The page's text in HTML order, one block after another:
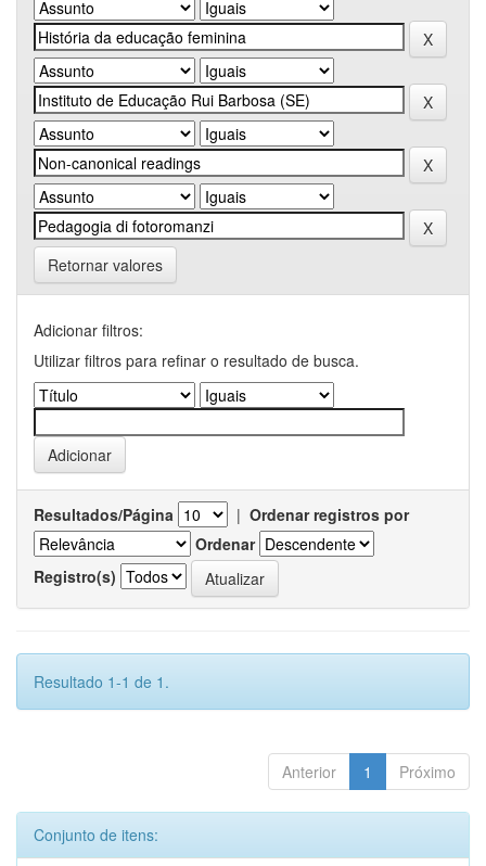
Retornar valores
Adicionar filtros:
Utilizar filtros para refinar o resultado de busca.
Resultados/Página | Ordenar registros por
Ordenar
Registro(s)
Resultado 1-1 de 1.
Anterior 1 Próximo
Conjunto de itens: